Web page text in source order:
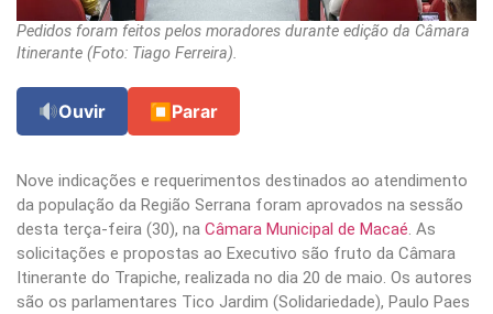
Pedidos foram feitos pelos moradores durante edição da Câmara
Itinerante (Foto: Tiago Ferreira).
Ouvir ⏹ Parar
Nove indicações e requerimentos destinados ao atendimento
da população da Região Serrana foram aprovados na sessão
desta terça-feira (30), na Câmara Municipal de Macaé. As
solicitações e propostas ao Executivo são fruto da Câmara
Itinerante do Trapiche, realizada no dia 20 de maio. Os autores
são os parlamentares Tico Jardim (Solidariedade), Paulo Paes